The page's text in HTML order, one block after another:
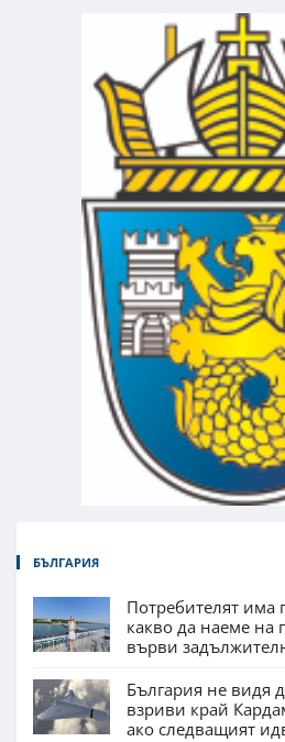
БЪЛГАРИЯ
Потребителят има
какво да наеме на
върви
България не видя
взриви край
ако следващият